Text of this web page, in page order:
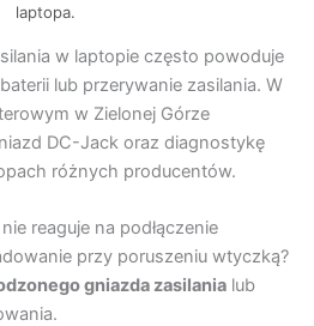
laptopa.
w laptopie często powoduje
lub przerywanie zasilania. W
w Zielonej Górze
DC-Jack oraz diagnostykę
różnych producentów.
reaguje na podłączenie
przy poruszeniu wtyczką?
gniazda zasilania lub